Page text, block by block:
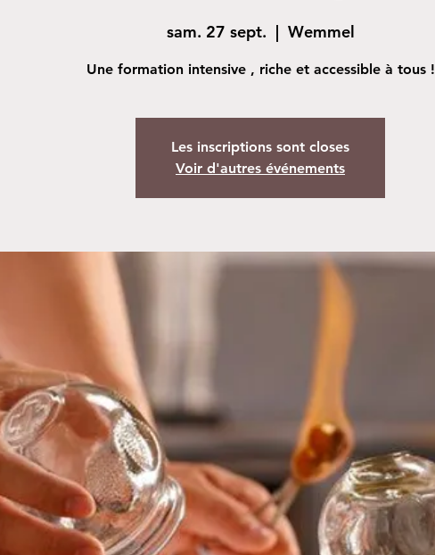
sam. 27 sept.
  |
Wemmel
Une formation intensive , riche et accessible à tous !
Les inscriptions sont closes
Voir d'autres événements